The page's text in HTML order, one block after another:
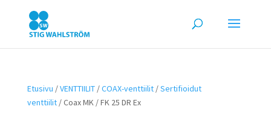
Etusivu /VENTTIILIT/COAX-venttiilit/Sertifioidut
venttiilit/ Coax MK / FK 25 DR Ex